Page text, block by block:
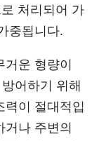
처리되어 가
중됩니다.
운 형량이
어하기 위해
력이 절대적입
나 주변의